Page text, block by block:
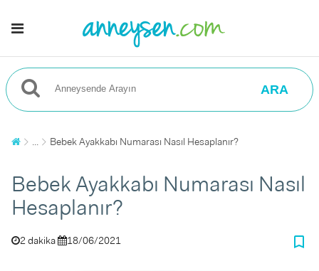
ARA
... Bebek Ayakkabı Numarası Nasıl Hesaplanır?
Bebek Ayakkabı Numarası Nasıl
Hesaplanır?
2 dakika 18/06/2021 bookmark_border